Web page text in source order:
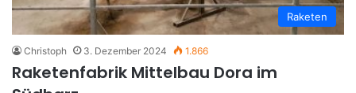
Raketen
Christoph 3. Dezember 2024 1.866
Raketenfabrik Mittelbau Dora im